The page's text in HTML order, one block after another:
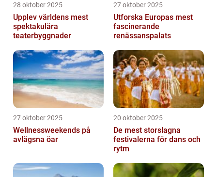
28 oktober 2025
Upplev världens mest
spektakulära
teaterbyggnader
27 oktober 2025
Utforska Europas mest
fascinerande
renässanspalats
27 oktober 2025
Wellnessweekends på
avlägsna öar
20 oktober 2025
De mest storslagna
festivalerna för dans och
rytm